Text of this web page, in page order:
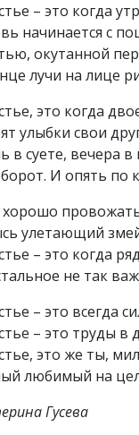
– это когда
начинается с
окутанной
лучи на лице
это когда
улыбки свои
в суете, вечера в
И опять по
хорошо
улетающий
– это когда
не так
– это всегда
– это труды в
это же ты,
любимый на
Гусева